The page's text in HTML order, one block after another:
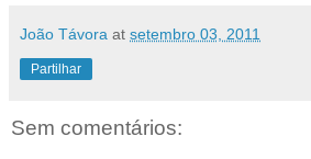
João Távora at setembro 03, 2011
Partilhar
Sem comentários: